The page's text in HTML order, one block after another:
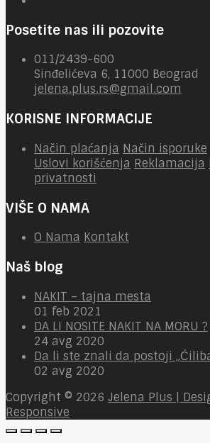
Posetite nas ili pozovite
011/2439-600
Sinđelićeva 6, 11000 Beograd
jelena.plus.rs@gmail.com
KORISNE INFORMACIJE
Način plaćanja Način isporuke
Uslovi korišćenja Reklamacija
privatnosti
VIŠE O NAMA
O Nama Kontakt
Naš blog
NAKIT – tajna mesta
01 feb 2021
DA LI NOSITE NAKIT NA MORU ?
24 avg 2020
Da li ste znali da postoji
02 avg 2020
Copyright © 2026 Jelena Plus |
Responsive